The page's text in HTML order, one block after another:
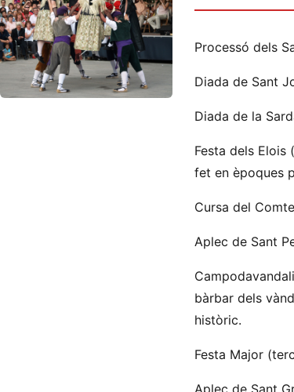
Processó dels
Diada de Sant
Diada de la
Festa dels Elois
fet en èpoques
Cursa del
Aplec de Sant
bàrbar dels
històric.
Festa Major
Aplec de Sant